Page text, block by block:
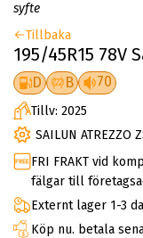
syfte
Tillbaka
195/45R15 78V
D B 70
Tillv: 2025
SAILUN ATREZZO
FRI FRAKT vid
fälgar till
Externt lager 1-3
Köp nu. betala